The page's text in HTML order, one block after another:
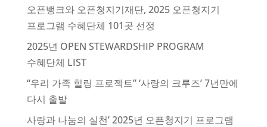
오픈뱅크와 오픈청지기재단, 2025 오픈청지기
프로그램 수혜단체 101곳 선정
2025년 OPEN STEWARDSHIP PROGRAM
수혜단체 LIST
“우리 가족 힐링 프로젝트” ‘사랑의 크루즈’ 7년만에
다시 출발
사랑과 나눔의 실천’ 2025년 오픈청지기 프로그램